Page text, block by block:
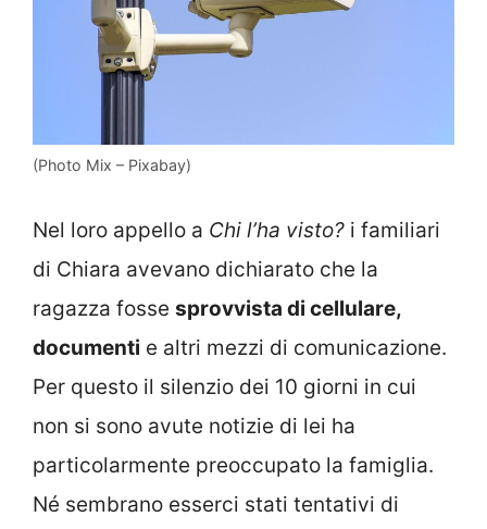
(Photo Mix – Pixabay)
Nel loro appello a Chi l’ha visto? i familiari
di Chiara avevano dichiarato che la
ragazza fosse sprovvista di cellulare,
documenti e altri mezzi di comunicazione.
Per questo il silenzio dei 10 giorni in cui
non si sono avute notizie di lei ha
particolarmente preoccupato la famiglia.
Né sembrano esserci stati tentativi di